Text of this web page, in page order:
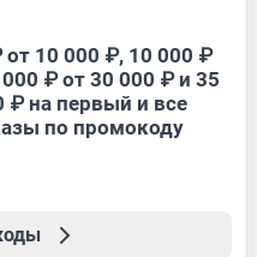
10 000 ₽, 10 000 ₽
₽ от 30 000 ₽ и 35
₽ на первый и все
по промокоду